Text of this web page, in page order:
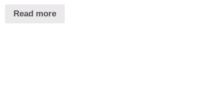
Read more